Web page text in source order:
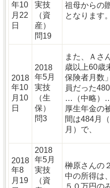
年10
月22
日
実技
（資
産）
問19
祖母からの
となります。
2018
年10
月10
日
2018
年5月
実技
（生
保）
問3
また、Ａさ
歳以上60歳
保険者月数
員だった
…（中略）
厚生年金の
間は484月
月）で、
2018
年8
月19
2018
年5月
実技
（資
榊原さんの
中の所得は
５０万円の